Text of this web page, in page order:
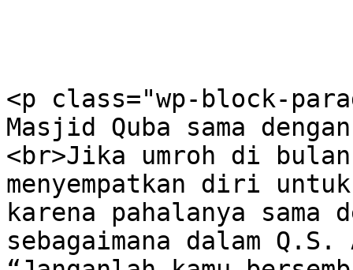
<p class="wp-block-
Masjid Quba sama
<br>Jika umroh di bulan
menyempatkan diri
karena pahalanya sama
sebagaimana dalam